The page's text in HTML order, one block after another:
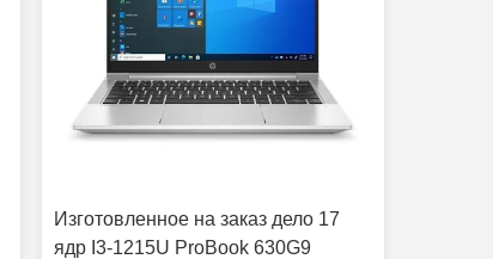
Изготовленное на заказ дело 17
ядр I3-1215U ProBook 630G9